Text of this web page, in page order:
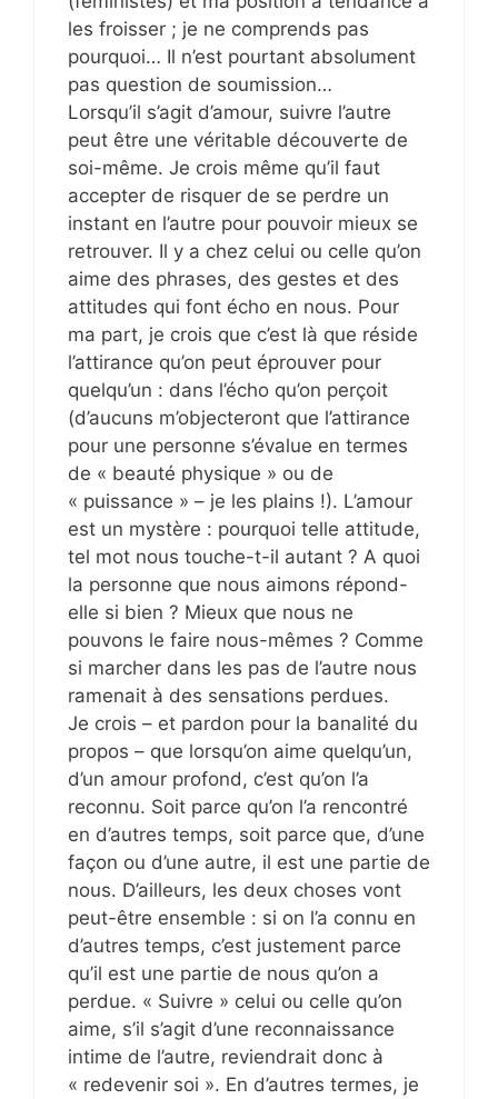
les froisser ; je ne comprends pas
pourquoi… Il n’est pourtant absolument
pas question de soumission…
Lorsqu’il s’agit d’amour, suivre l’autre
peut être une véritable découverte de
soi-même. Je crois même qu’il faut
accepter de risquer de se perdre un
instant en l’autre pour pouvoir mieux se
retrouver. Il y a chez celui ou celle qu’on
aime des phrases, des gestes et des
attitudes qui font écho en nous. Pour
ma part, je crois que c’est là que réside
l’attirance qu’on peut éprouver pour
quelqu’un : dans l’écho qu’on perçoit
(d’aucuns m’objecteront que l’attirance
pour une personne s’évalue en termes
de « beauté physique » ou de
« puissance » – je les plains !). L’amour
est un mystère : pourquoi telle attitude,
tel mot nous touche-t-il autant ? A quoi
la personne que nous aimons répond-
elle si bien ? Mieux que nous ne
pouvons le faire nous-mêmes ? Comme
si marcher dans les pas de l’autre nous
ramenait à des sensations perdues.
Je crois – et pardon pour la banalité du
propos – que lorsqu’on aime quelqu’un,
d’un amour profond, c’est qu’on l’a
reconnu. Soit parce qu’on l’a rencontré
en d’autres temps, soit parce que, d’une
façon ou d’une autre, il est une partie de
nous. D’ailleurs, les deux choses vont
peut-être ensemble : si on l’a connu en
d’autres temps, c’est justement parce
qu’il est une partie de nous qu’on a
perdue. « Suivre » celui ou celle qu’on
aime, s’il s’agit d’une reconnaissance
intime de l’autre, reviendrait donc à
« redevenir soi ». En d’autres termes, je